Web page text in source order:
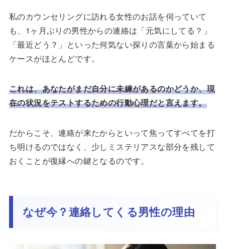
私のカウンセリングに訪れる女性のお話を伺っていて
も、1ヶ月ぶりの男性からの連絡は「元気にしてる？」
「最近どう？」といった何気ない探りの言葉から始まる
ケースがほとんどです。
これは、あなたがまだ自分に未練があるのかどうか、現
在の状況をテストするための行動心理だと言えます。
だからこそ、連絡が来たからといって焦ってすべてを打
ち明けるのではなく、少しミステリアスな部分を残して
おくことが復縁への鍵となるのです。
なぜ今？連絡してくる男性の理由